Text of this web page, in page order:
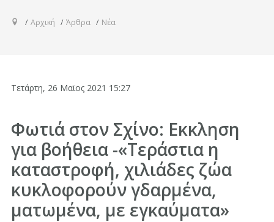
Αρχική Άρθρα Νέα
Τετάρτη, 26 Μαϊος 2021 15:27
Φωτιά στον Σχίνο: Eκκληση
για βοήθεια -«Τεράστια η
καταστροφή, χιλιάδες ζώα
κυκλοφορούν γδαρμένα,
ματωμένα, με εγκαύματα»